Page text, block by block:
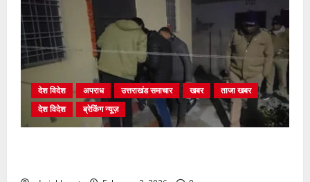
देश विदेश अपराध उत्तराखंड समाचार खबर
ताजा खबर
देश विदेश
ब्रेकिंग न्यूज़